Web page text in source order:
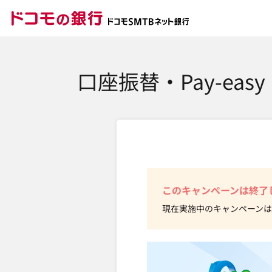
口座振替・Pay-
このキャンペーンは終
現在実施中のキャンペーンは